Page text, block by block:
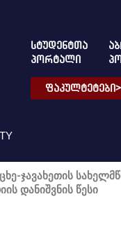
ᲡᲢᲣᲓᲔᲜᲢᲗᲐ
ᲞᲝᲠᲢᲐᲚᲘ
ჯავახეთის
დანიშვნის წესი